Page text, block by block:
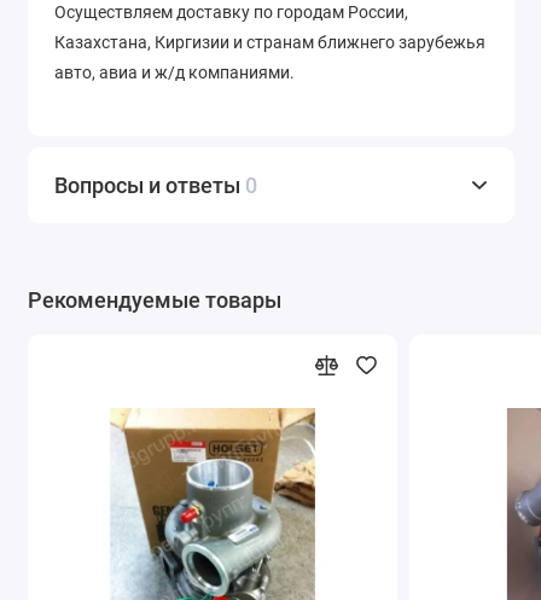
Осуществляем доставку по городам России,
Казахстана, Киргизии и странам ближнего зарубежья
авто, авиа и ж/д компаниями.
Вопросы и ответы 0
Рекомендуемые товары